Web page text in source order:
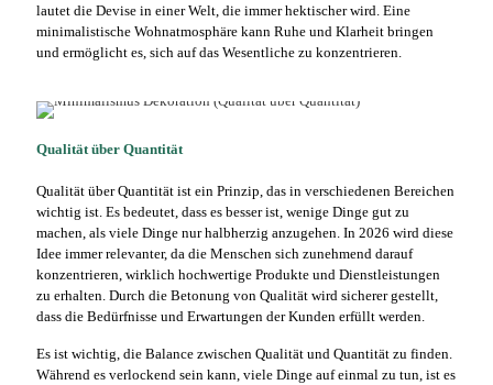
lautet die Devise in einer Welt, die immer hektischer wird. Eine
minimalistische Wohnatmosphäre kann Ruhe und Klarheit bringen
und ermöglicht es, sich auf das Wesentliche zu konzentrieren.
Qualität über Quantität
Qualität über Quantität ist ein Prinzip, das in verschiedenen Bereichen
wichtig ist. Es bedeutet, dass es besser ist, wenige Dinge gut zu
machen, als viele Dinge nur halbherzig anzugehen. In 2026 wird diese
Idee immer relevanter, da die Menschen sich zunehmend darauf
konzentrieren, wirklich hochwertige Produkte und Dienstleistungen
zu erhalten. Durch die Betonung von Qualität wird sicherer gestellt,
dass die Bedürfnisse und Erwartungen der Kunden erfüllt werden.
Es ist wichtig, die Balance zwischen Qualität und Quantität zu finden.
Während es verlockend sein kann, viele Dinge auf einmal zu tun, ist es